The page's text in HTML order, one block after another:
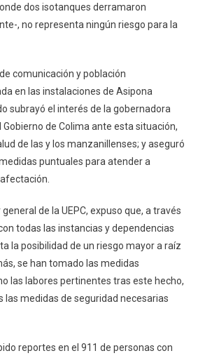
Y
Asipona
dos isotanques derramaron
, no representa ningún riesgo para la
comunicación y población
en las instalaciones de Asipona
subrayó el interés de la gobernadora
Gobierno de Colima ante esta situación,
de las y los manzanillenses; y aseguró
puntuales para atender a
de la UEPC, expuso que, a través
todas las instancias y dependencias
la posibilidad de un riesgo mayor a raíz
se han tomado las medidas
las labores pertinentes tras este hecho,
las medidas de seguridad necesarias
reportes en el 911 de personas con